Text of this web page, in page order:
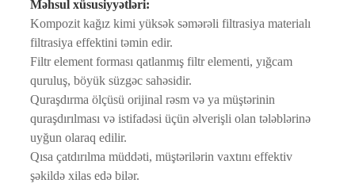
Məhsul xüsusiyyətləri:
Kompozit kağız kimi yüksək səmərəli filtrasiya materialı
filtrasiya effektini təmin edir.
Filtr element forması qatlanmış filtr elementi, yığcam
quruluş, böyük süzgəc sahəsidir.
Quraşdırma ölçüsü orijinal rəsm və ya müştərinin
quraşdırılması və istifadəsi üçün əlverişli olan tələblərinə
uyğun olaraq edilir.
Qısa çatdırılma müddəti, müştərilərin vaxtını effektiv
şəkildə xilas edə bilər.